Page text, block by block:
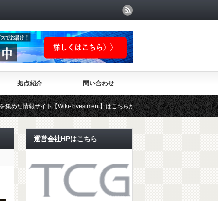
拠点紹介 問い合わせ
【Wiki-Investment】はこちらから！！
運営会社HPはこちら